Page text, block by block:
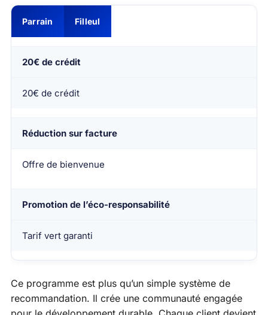
Parrain Filleul
20€ de crédit
20€ de crédit
Réduction sur facture
Offre de bienvenue
Promotion de l’éco-responsabilité
Tarif vert garanti
Ce programme est plus qu’un simple système de
recommandation. Il crée une communauté engagée